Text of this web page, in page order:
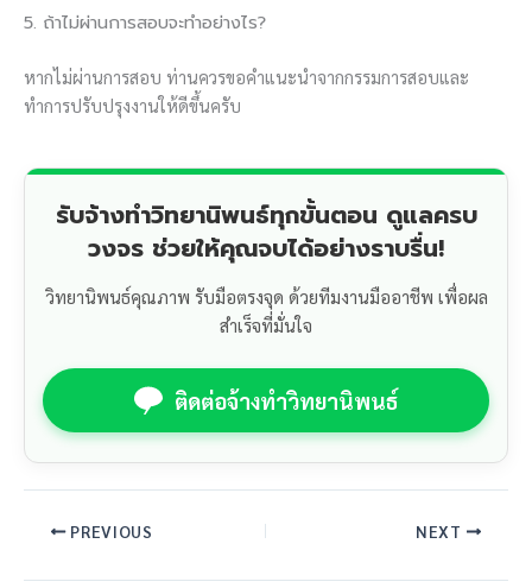
5. ถ้าไม่ผ่านการสอบจะทำอย่างไร?
หากไม่ผ่านการสอบ ท่านควรขอคำแนะนำจากกรรมการสอบและ
ทำการปรับปรุงงานให้ดีขึ้นครับ
รับจ้างทำวิทยานิพนธ์ทุกขั้นตอน ดูแลครบ
วงจร ช่วยให้คุณจบได้อย่างราบรื่น!
วิทยานิพนธ์คุณภาพ รับมือตรงจุด ด้วยทีมงานมืออาชีพ เพื่อผล
สำเร็จที่มั่นใจ
ติดต่อจ้างทำวิทยานิพนธ์
PREVIOUS NEXT